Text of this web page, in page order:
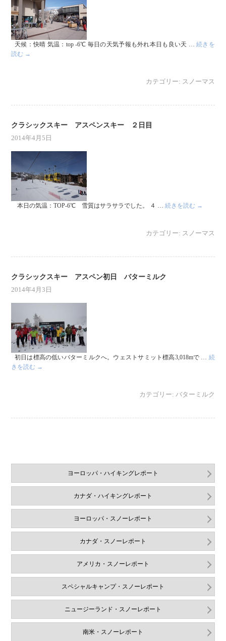
天候：快晴 気温：top -6℃ 毎日の天気予報も外れ本日も良い天 …続きを
読む →
カテゴリー: スノーマス
クラシックスキー アスペンスキー ２日目
2014年4月5日
本日の気温：TOP-6℃ 雪質はサラサラでした。 ４ …続きを読む →
カテゴリー: スノーマス
クラシックスキー アスペン初日 バターミルク
2014年4月3日
初日は標高の低いバターミルクへ。ウェストサミット標高3,018mで … 続
きを読む →
カテゴリー: バターミルク
ヨーロッパ・ハイキングレポート
カナダ・ハイキングレポート
ヨーロッパ・スノーレポート
カナダ・スノーレポート
アメリカ・スノーレポート
スペシャルキャンプ・スノーレポート
ニュージーランド・スノーレポート
南米・スノーレポート